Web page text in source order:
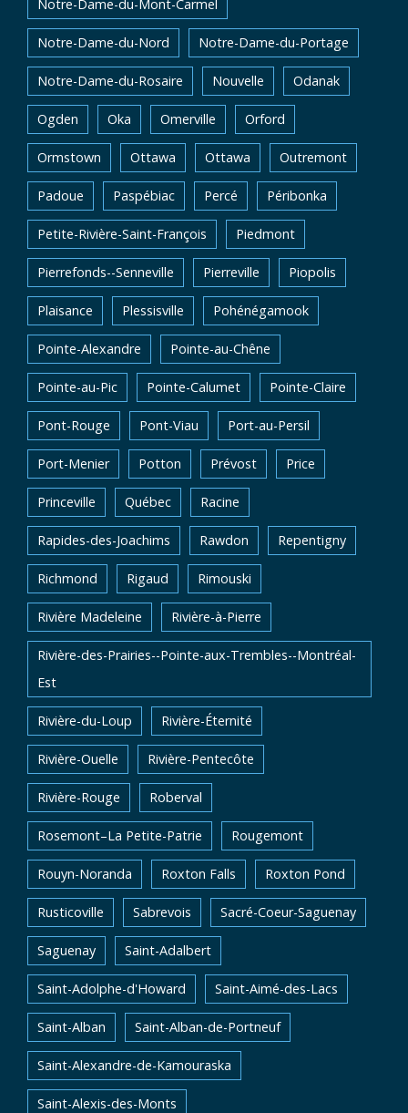
Notre-Dame-du-Mont-Carmel
Notre-Dame-du-Nord Notre-Dame-du-Portage
Notre-Dame-du-Rosaire Nouvelle Odanak
Ogden Oka Omerville Orford
Ormstown Ottawa Ottawa Outremont
Padoue Paspébiac Percé Péribonka
Petite-Rivière-Saint-François Piedmont
Pierrefonds--Senneville Pierreville Piopolis
Plaisance Plessisville Pohénégamook
Pointe-Alexandre Pointe-au-Chêne
Pointe-au-Pic Pointe-Calumet Pointe-Claire
Pont-Rouge Pont-Viau Port-au-Persil
Port-Menier Potton Prévost Price
Princeville Québec Racine
Rapides-des-Joachims Rawdon Repentigny
Richmond Rigaud Rimouski
Rivière Madeleine Rivière-à-Pierre
Rivière-des-Prairies--Pointe-aux-Trembles--Montréal-
Est
Rivière-du-Loup Rivière-Éternité
Rivière-Ouelle Rivière-Pentecôte
Rivière-Rouge Roberval
Rosemont–La Petite-Patrie Rougemont
Rouyn-Noranda Roxton Falls Roxton Pond
Rusticoville Sabrevois Sacré-Coeur-Saguenay
Saguenay Saint-Adalbert
Saint-Adolphe-d'Howard Saint-Aimé-des-Lacs
Saint-Alban Saint-Alban-de-Portneuf
Saint-Alexandre-de-Kamouraska
Saint-Alexis-des-Monts